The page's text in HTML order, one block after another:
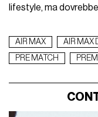
lifestyle, ma
AIR MAX AIR MAX
PRE MATCH